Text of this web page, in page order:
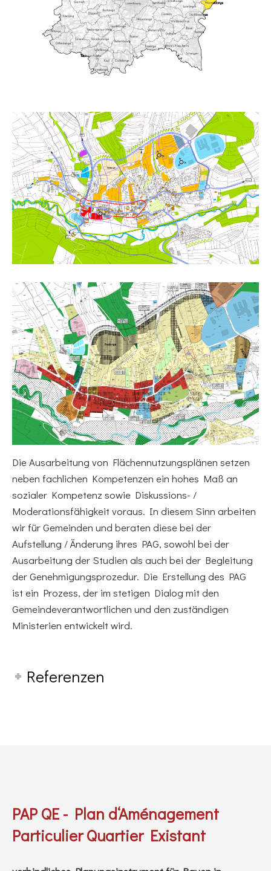
Die Ausarbeitung von Flächennutzungsplänen setzen
neben fachlichen Kompetenzen ein hohes Maß an
sozialer Kompetenz sowie Diskussions- /
Moderationsfähigkeit voraus. In diesem Sinn arbeiten
wir für Gemeinden und beraten diese bei der
Aufstellung / Änderung ihres PAG, sowohl bei der
Ausarbeitung der Studien als auch bei der Begleitung
der Genehmigungsprozedur. Die Erstellung des PAG
ist ein Prozess, der im stetigen Dialog mit den
Gemeindeverantwortlichen und den zuständigen
Ministerien entwickelt wird.
Referenzen
PAP QE - Plan d‘Aménagement
Particulier Quartier Existant